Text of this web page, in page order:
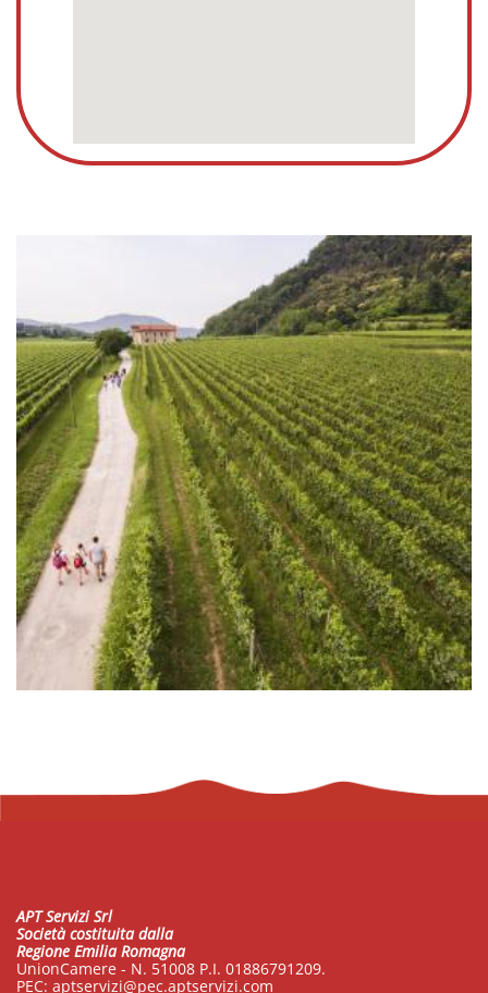
APT Servizi Srl
Società costituita dalla
Regione Emilia Romagna
UnionCamere - N. 51008 P.I. 01886791209.
PEC: aptservizi@pec.aptservizi.com